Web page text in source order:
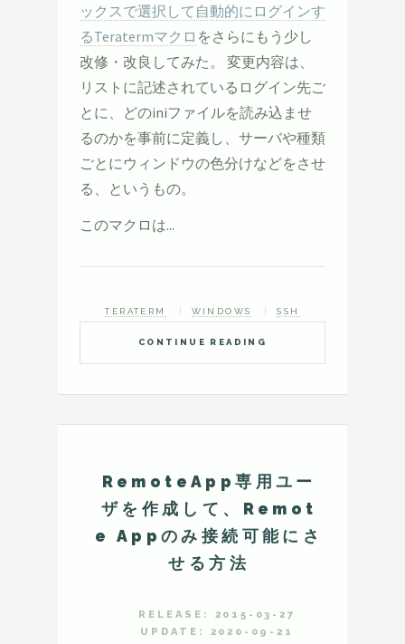
ックスで選択して自動的にログインす
るTeratermマクロ をさらにもう少し
改修・改良してみた。 変更内容は、
リストに記述されているログイン先ご
とに、どのiniファイルを読み込ませ
るのかを事前に定義し、サーバや種類
ごとにウィンドウの色分けなどをさせ
る、というもの。
このマクロは...
CONTINUE READING
TERATERM WINDOWS SSH
RemoteApp専用ユー
ザを作成して、Remot
e Appのみ接続可能にさ
せる方法
RELEASE: 2015-03-27
UPDATE: 2020-09-21